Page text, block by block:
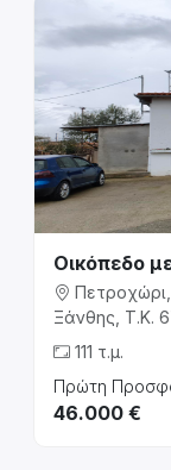
Οικόπεδο
Ξάνθης, Τ.Κ.
111 τ.μ.
Πρώτη
46.000 €